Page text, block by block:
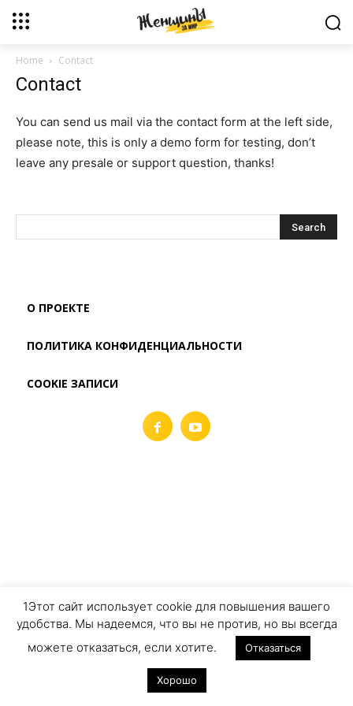
Home Contact
Contact
You can send us mail via the contact form at the left side,
please note, this is only a demo form for testing, don’t
leave any presale or support question, thanks!
О ПРОЕКТЕ
ПОЛИТИКА КОНФИДЕНЦИАЛЬНОСТИ
COOKIE ЗАПИСИ
1Этот сайт использует cookie для повышения вашего
удобства. Мы надеемся, что вы не против, но вы всегда
можете отказаться, если хотите.
Отказаться
Хорошо